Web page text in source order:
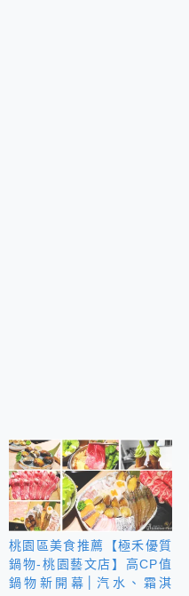
桃園區美食推薦【極禾優質
鍋物-桃園藝文店】高CP值
鍋物新開幕│汽水、霜淇